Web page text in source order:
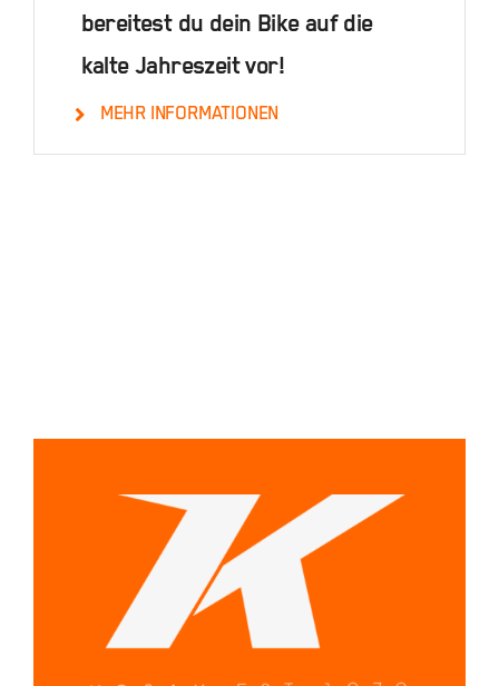
bereitest du dein Bike auf die
kalte Jahreszeit vor!
MEHR INFORMATIONEN